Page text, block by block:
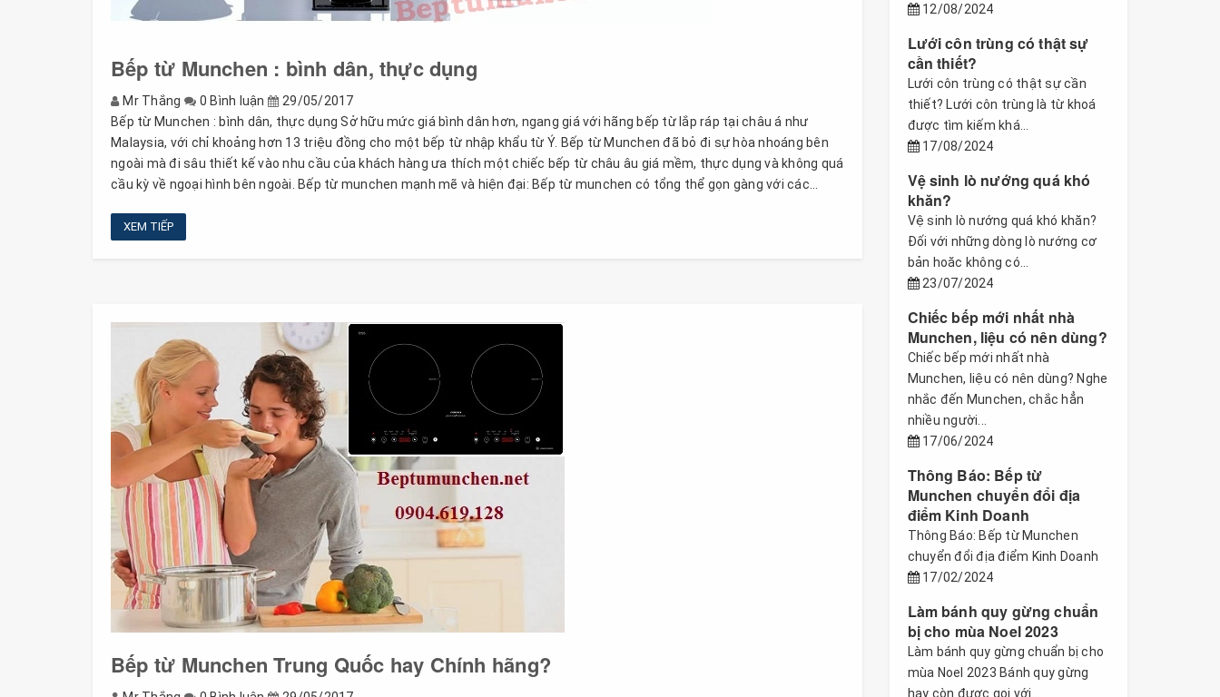
Bếp từ Munchen : bình dân, thực dụng
Mr Thắng 0 Bình luận
29/05/2017
Bếp từ Munchen : bình dân, thực dụng Sở hữu mức giá bình dân hơn, ngang giá với hãng bếp từ lắp ráp tại châu á như
Malaysia, với chỉ khoảng hơn 13 triệu đồng cho một bếp từ nhập khẩu từ Ý. Bếp từ Munchen đã bỏ đi sự hòa nhoáng bên
ngoài mà đi sâu thiết kế vào nhu cầu của khách hàng ưa thích một chiếc bếp từ châu âu giá mềm, thực dụng và không quá
cầu kỳ về ngoại hình bên ngoài. Bếp từ munchen mạnh mẽ và hiện đại: Bếp từ munchen có tổng thể gọn gàng với các...
XEM TIẾP
Bếp từ Munchen Trung Quốc hay Chính hãng?
12/08/2024
Lưới côn trùng có thật sự
cần thiết?
Lưới côn trùng có thật sự cần
thiết? Lưới côn trùng là từ khoá
được tìm kiếm khá...
17/08/2024
Vệ sinh lò nướng quá khó
khăn?
Vệ sinh lò nướng quá khó khăn?
Đối với những dòng lò nướng cơ
bản hoăc không có...
23/07/2024
Chiếc bếp mới nhất nhà
Munchen, liệu có nên dùng?
Chiếc bếp mới nhất nhà
Munchen, liệu có nên dùng? Nghe
nhắc đến Munchen, chắc hẳn
nhiều người...
17/06/2024
Thông Báo: Bếp từ
Munchen chuyển đổi địa
điểm Kinh Doanh
Thông Báo: Bếp từ Munchen
chuyển đổi địa điểm Kinh Doanh
17/02/2024
Làm bánh quy gừng chuẩn
bị cho mùa Noel 2023
Làm bánh quy gừng chuẩn bị cho
mùa Noel 2023 Bánh quy gừng
hay còn được gọi với...